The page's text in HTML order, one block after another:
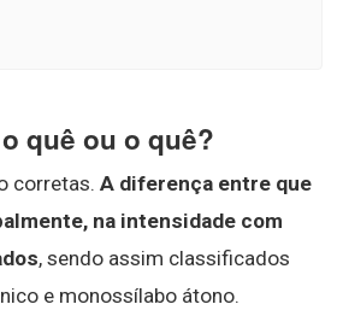
quê ou o quê?
corretas. A diferença entre que
na intensidade com
, sendo assim classificados
e monossílabo átono.